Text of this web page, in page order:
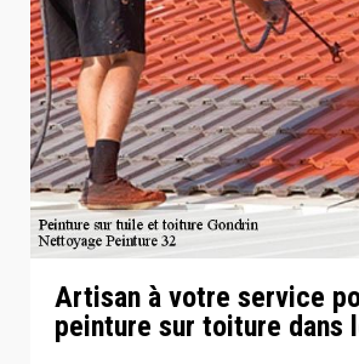
Artisan à votre service
peinture sur toiture dans